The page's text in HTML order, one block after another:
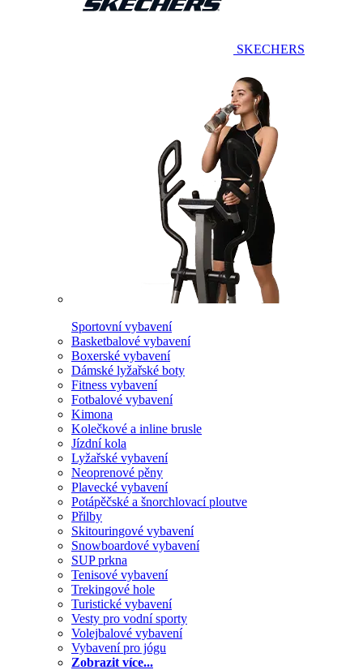
SKECHERS
Sportovní vybavení
Basketbalové vybavení
Boxerské vybavení
Dámské lyžařské boty
Fitness vybavení
Fotbalové vybavení
Kimona
Kolečkové a inline brusle
Jízdní kola
Lyžařské vybavení
Neoprenové pěny
Plavecké vybavení
Potápěčské a šnorchlovací ploutve
Přilby
Skitouringové vybavení
Snowboardové vybavení
SUP prkna
Tenisové vybavení
Trekingové hole
Turistické vybavení
Vesty pro vodní sporty
Volejbalové vybavení
Vybavení pro jógu
Zobrazit více...